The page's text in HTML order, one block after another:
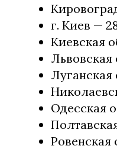
г. Киев —
Киевская
Львовская
Луганская
Одесская
Ровенская